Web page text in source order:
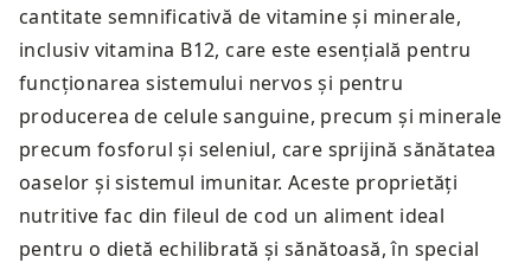
cantitate semnificativă de vitamine și minerale,
inclusiv vitamina B12, care este esențială pentru
funcționarea sistemului nervos și pentru
producerea de celule sanguine, precum și minerale
precum fosforul și seleniul, care sprijină sănătatea
oaselor și sistemul imunitar. Aceste proprietăți
nutritive fac din fileul de cod un aliment ideal
pentru o dietă echilibrată și sănătoasă, în special